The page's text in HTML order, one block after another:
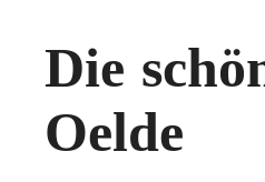
Die
Oelde